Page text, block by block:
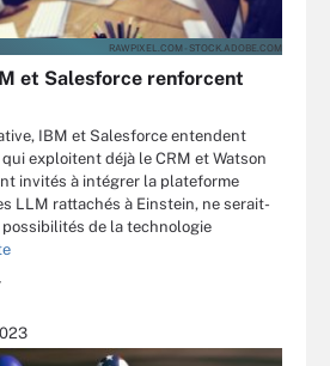
RAWPIXEL.COM - STOCK.ADOBE.COM
et Salesforce renforcent
IBM et Salesforce entendent
exploitent déjà le CRM et Watson
invités à intégrer la plateforme
LLM rattachés à Einstein, ne serait-
de la technologie